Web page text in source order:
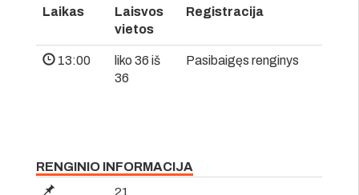
Laikas
Laisvos
vietos
Registracija
13:00
liko 36 iš
36
Pasibaigęs renginys
RENGINIO INFORMACIJA
21